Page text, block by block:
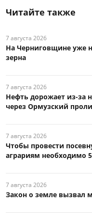
Читайте также
7 августа 2026
На Черниговщине уже
зерна
7 августа 2026
Нефть дорожает из-за
через Ормузский
7 августа 2026
Чтобы провести
аграриям необходимо
7 августа 2026
Закон о земле вызвал